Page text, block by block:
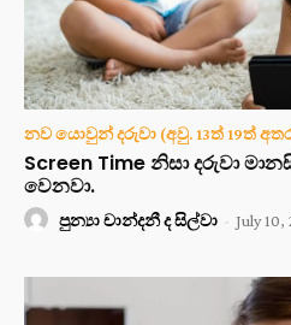
නව යොවුන් දරුවා (අවු. 13ත් 19ත්
Screen Time නිසා දරුවා
වෙනවා.
පුන්‍යා චාන්දනී ද සිල්වා - July 10,